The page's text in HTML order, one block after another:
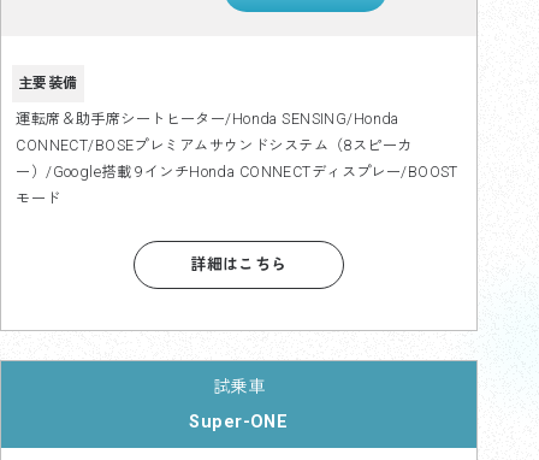
主要装備
運転席＆助手席シートヒーター/Honda SENSING/Honda
CONNECT/BOSEプレミアムサウンドシステム（8スピーカ
ー）/Google搭載 9インチHonda CONNECTディスプレー/BOOST
モード
詳細はこちら
Super-ONE